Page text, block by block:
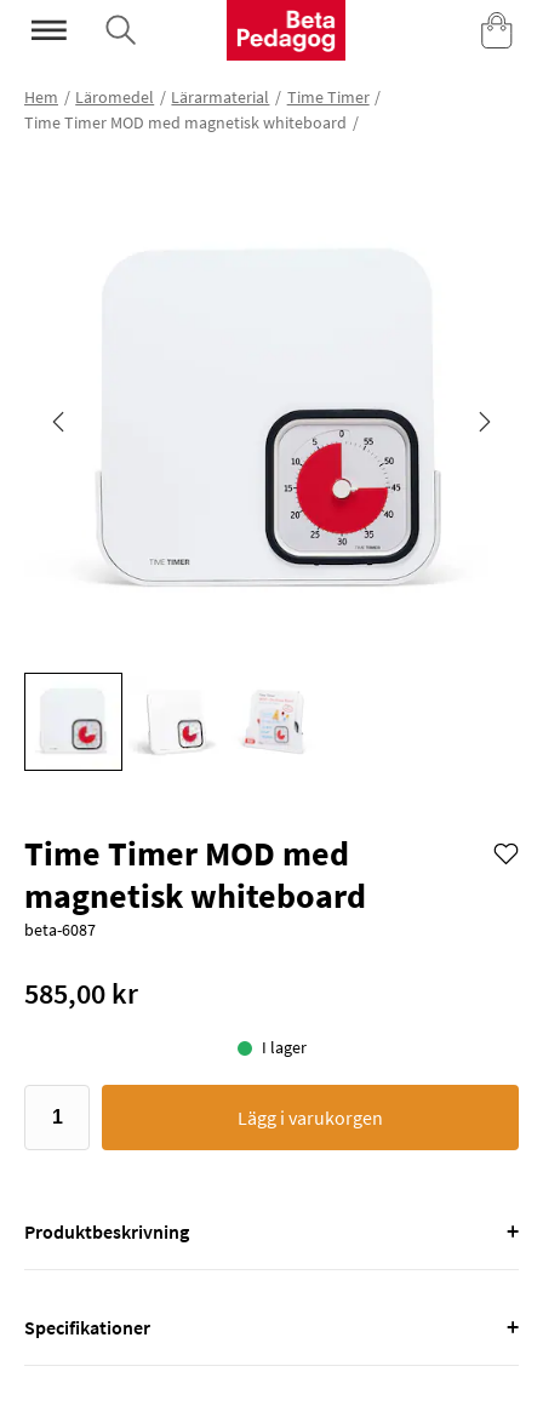
Mina Sidor
Hem Läromedel Lärarmaterial
Time Timer
Time Timer MOD med magnetisk whiteboard
Time Timer MOD med
magnetisk whiteboard
beta-6087
585,00 kr
I lager
Lägg i varukorgen
Produktbeskrivning +
Specifikationer +